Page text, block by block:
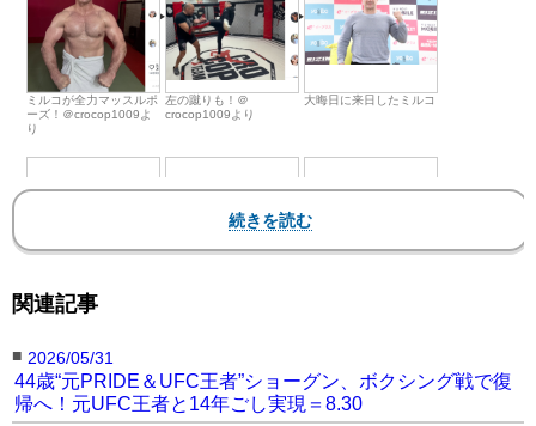
ミルコが全力マッスルポ
ーズ！＠crocop1009よ
り
左の蹴りも！＠
crocop1009より
大晦日に来日したミルコ
「今も心と身体はファイ
ター」だと語ったミルコ
関連記事
■ 2026/05/31
44歳“元PRIDE＆UFC王者”ショーグン、ボクシング戦で復
帰へ！元UFC王者と14年ごし実現＝8.30